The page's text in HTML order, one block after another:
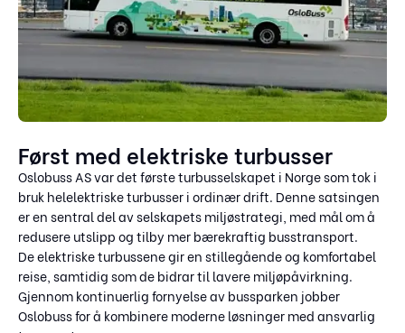
Først med elektriske turbusser
Oslobuss AS var det første turbusselskapet i Norge som tok i
bruk helelektriske turbusser i ordinær drift. Denne satsingen
er en sentral del av selskapets miljøstrategi, med mål om å
redusere utslipp og tilby mer bærekraftig busstransport.
De elektriske turbussene gir en stillegående og komfortabel
reise, samtidig som de bidrar til lavere miljøpåvirkning.
Gjennom kontinuerlig fornyelse av bussparken jobber
Oslobuss for å kombinere moderne løsninger med ansvarlig